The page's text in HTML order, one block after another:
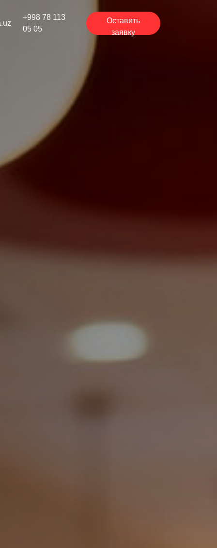
+998 78 113
05 05
Оставить
заявку